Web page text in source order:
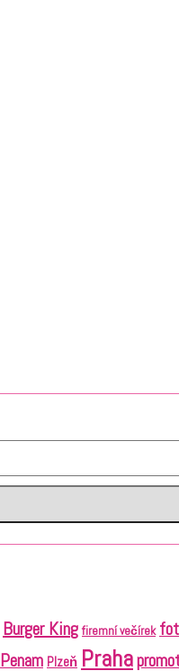
Burger King firemní večírek
Penam Plzeň Praha